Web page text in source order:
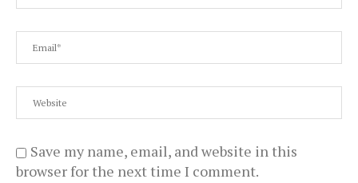
Save my name, email, and website in this
browser for the next time I comment.